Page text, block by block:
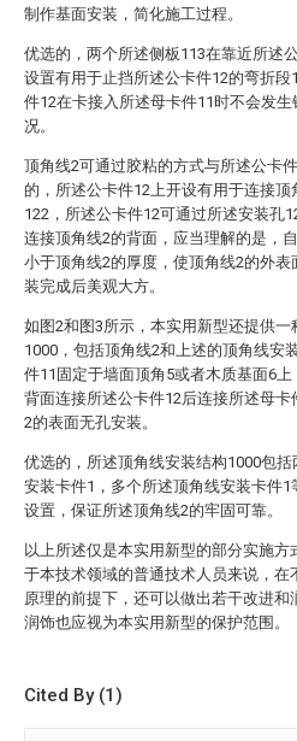
制作基面安装，简化施工过程。
优选的，两个所述侧板113在靠近所述
设置有用于止挡所述公卡件12的弯折段
件12在卡接入所述母卡件11时不会发
况。
顶角线2可通过胶粘的方式与所述公卡
的，所述公卡件12上开设有用于连接顶
122，所述公卡件12可通过所述安装孔
连接顶角线2的背面，应当理解的是，
小于顶角线2的厚度，使顶角线2的外表
装完成后美观大方。
如图2和图3所示，本实用新型还提供一
1000，包括顶角线2和上述的顶角线安
件11固定于墙面顶角5或者木质基面6上
背面连接所述公卡件12后连接所述母卡
2的表面无孔安装。
优选的，所述顶角线安装结构1000包
安装卡件1，多个所述顶角线安装卡件1
设置，保证所述顶角线2的牢固可靠。
以上所述仅是本实用新型的部分实施方
于本技术领域的普通技术人员来说，在
原理的前提下，还可以做出若干改进和
润饰也应视为本实用新型的保护范围。
Cited By (1)